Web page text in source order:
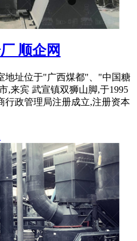
顺企网
地址位于"广西煤都"、"中国糖
,来宾 武宣镇双狮山脚,于1995
行政管理局注册成立,注册资本